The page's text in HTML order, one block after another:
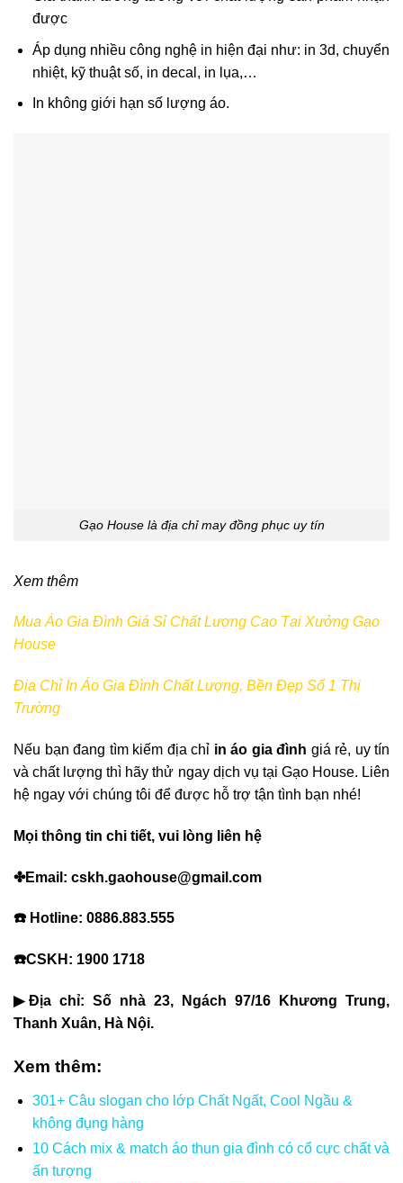
được
Áp dụng nhiều công nghệ in hiện đại như: in 3d, chuyển
nhiệt, kỹ thuật số, in decal, in lụa,…
In không giới hạn số lượng áo.
Gạo House là địa chỉ may đồng phục uy tín
Xem thêm
Mua Áo Gia Đình Giá Sỉ Chất Lượng Cao Tại Xưởng Gạo
House
Địa Chỉ In Áo Gia Đình Chất Lượng, Bền Đẹp Số 1 Thị
Trường
Nếu bạn đang tìm kiếm địa chỉ in áo gia đình giá rẻ, uy tín
và chất lượng thì hãy thử ngay dịch vụ tại Gạo House. Liên
hệ ngay với chúng tôi để được hỗ trợ tận tình bạn nhé!
Mọi thông tin chi tiết, vui lòng liên hệ
✤Email: cskh.gaohouse@gmail.com
☎️ Hotline: 0886.883.555
☎️CSKH: 1900 1718
▶Địa chỉ: Số nhà 23, Ngách 97/16 Khương Trung,
Thanh Xuân, Hà Nội.
Xem thêm:
301+ Câu slogan cho lớp Chất Ngất, Cool Ngầu &
không đụng hàng
10 Cách mix & match áo thun gia đình có cổ cực chất và
ấn tượng